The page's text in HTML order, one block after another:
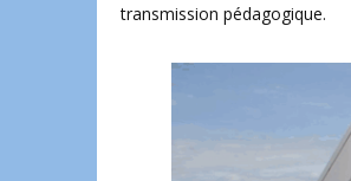
transmission pédagogique.